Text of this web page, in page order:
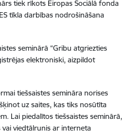
tiek rīkots Eiropas Sociālā fonda
tīkla darbības nodrošināšana
seminārā “Gribu atgriezties
elektroniski, aizpildot
tiešsaistes semināra norises
uz saites, kas tiks nosūtīta
Lai piedalītos tiešsaistes seminārā,
viedtālrunis ar interneta